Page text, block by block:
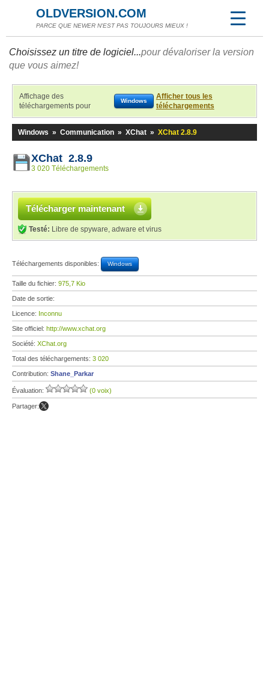
OLDVERSION.COM
PARCE QUE NEWER N'EST PAS TOUJOURS MIEUX !
Choisissez un titre de logiciel...pour dévaloriser la version
que vous aimez!
Affichage des
téléchargements pour
Windows
Afficher tous les
téléchargements
Windows » Communication » XChat » XChat 2.8.9
XChat 2.8.9
3 020 Téléchargements
Télécharger maintenant
Testé: Libre de spyware, adware et virus
Téléchargements disponibles: Windows
Taille du fichier: 975,7 Kio
Date de sortie:
Licence: Inconnu
Site officiel: http://www.xchat.org
Société: XChat.org
Total des téléchargements: 3 020
Contribution: Shane_Parkar
Évaluation: (0 voix)
Partager: